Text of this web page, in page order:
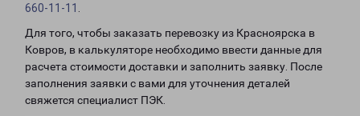
660-11-11
Для того, чтобы заказать перевозку из Красноярска в
Ковров, в калькуляторе необходимо ввести данные для
расчета стоимости доставки и заполнить заявку. После
заполнения заявки с вами для уточнения деталей
свяжется специалист ПЭК.